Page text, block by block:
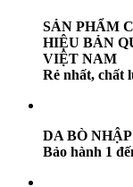
SẢN PHẨM
HIỆU BẢN
VIỆT NAM
Rẻ nhất, chất
DA BÒ
Bảo hành 1